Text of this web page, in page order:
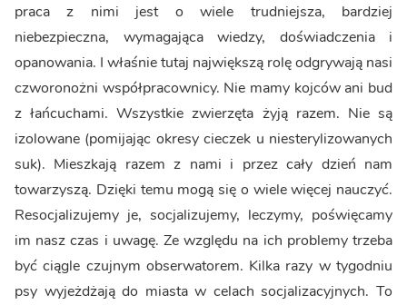
praca z nimi jest o wiele trudniejsza, bardziej
niebezpieczna, wymagająca wiedzy, doświadczenia i
opanowania. I właśnie tutaj największą rolę odgrywają nasi
czworonożni współpracownicy. Nie mamy kojców ani bud
z łańcuchami. Wszystkie zwierzęta żyją razem. Nie są
izolowane (pomijając okresy cieczek u niesterylizowanych
suk). Mieszkają razem z nami i przez cały dzień nam
towarzyszą. Dzięki temu mogą się o wiele więcej nauczyć.
Resocjalizujemy je, socjalizujemy, leczymy, poświęcamy
im nasz czas i uwagę. Ze względu na ich problemy trzeba
być ciągle czujnym obserwatorem. Kilka razy w tygodniu
psy wyjeżdżają do miasta w celach socjalizacyjnych. To